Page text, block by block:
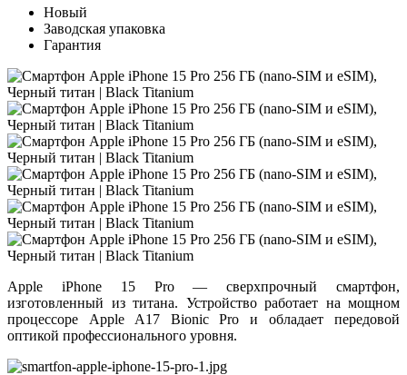
Новый
Заводская упаковка
Гарантия
Apple iPhone 15 Pro — сверхпрочный смартфон,
изготовленный из титана. Устройство работает на мощном
процессоре Apple A17 Bionic Pro и обладает передовой
оптикой профессионального уровня.